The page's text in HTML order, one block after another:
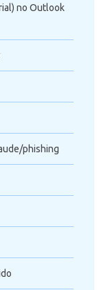
no Outlook
phishing